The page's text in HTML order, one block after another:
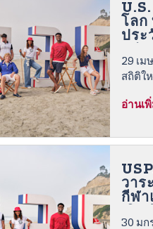
โล
ประ
ตั้งเ
และ
29 เม
สถิติใ
อ่านเ
วาร
กีฬา
30 มก